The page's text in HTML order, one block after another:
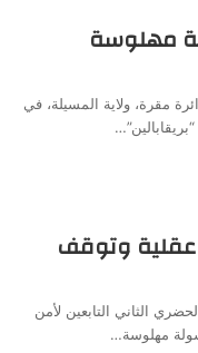
600 كبسولة مهلوسة
مقرة، ولاية المسيلة، في
وتوقف
الثاني التابعين لأمن